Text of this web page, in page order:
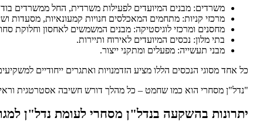
משרדים: מבנים המיועדים לפעילות משרדית, החל ממשרדים
מרכזי קניות: מתחמים המאכלסים חנויות קמעונאיות, מסעדות
מחסנים ומרכזי לוגיסטיקה: מבנים המשמשים לאחסון וחלוקת
בתי מלון: נכסים המיועדים לאירוח ותיירות.
מבני תעשייה: מפעלים ומתקני ייצור.
כל אחד מסוגי הנכסים הללו מציע הזדמנויות ואתגרים ייחודיים
"נדל"ן מסחרי הוא כמו שחמט – כל מהלך דורש חשיבה אסטרטגית
יתרונות בהשקעה בנדל"ן מסחרי לעומת נדל"ן